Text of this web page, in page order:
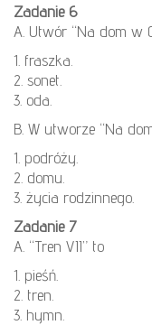
Zadanie 6
A. Utwór “Na dom w
1. fraszka.
2. sonet.
3. oda.
B. W utworze “Na
1. podróży.
2. domu.
3. życia rodzinnego.
Zadanie 7
A. “Tren VII” to
1. pieśń.
2. tren.
3. hymn.